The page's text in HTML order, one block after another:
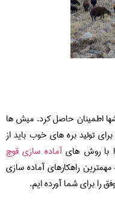
اطمینان حاصل کرد. میش ها
تولید بره های خوب باید از
را با روش هایآماده سازی قوچ
راهکارهای آماده سازی
برای شما آورده ایم.